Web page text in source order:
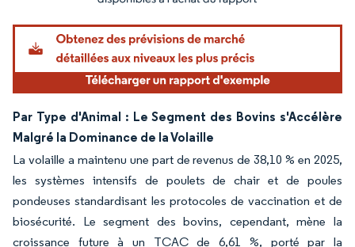
Par Type d'Animal : Le Segment des Bovins s'Accélère
Malgré la Dominance de la Volaille
La volaille a maintenu une part de revenus de 38,10 % en 2025,
les systèmes intensifs de poulets de chair et de poules
pondeuses standardisant les protocoles de vaccination et de
biosécurité. Le segment des bovins, cependant, mène la
croissance future à un TCAC de 6,61 %, porté par la